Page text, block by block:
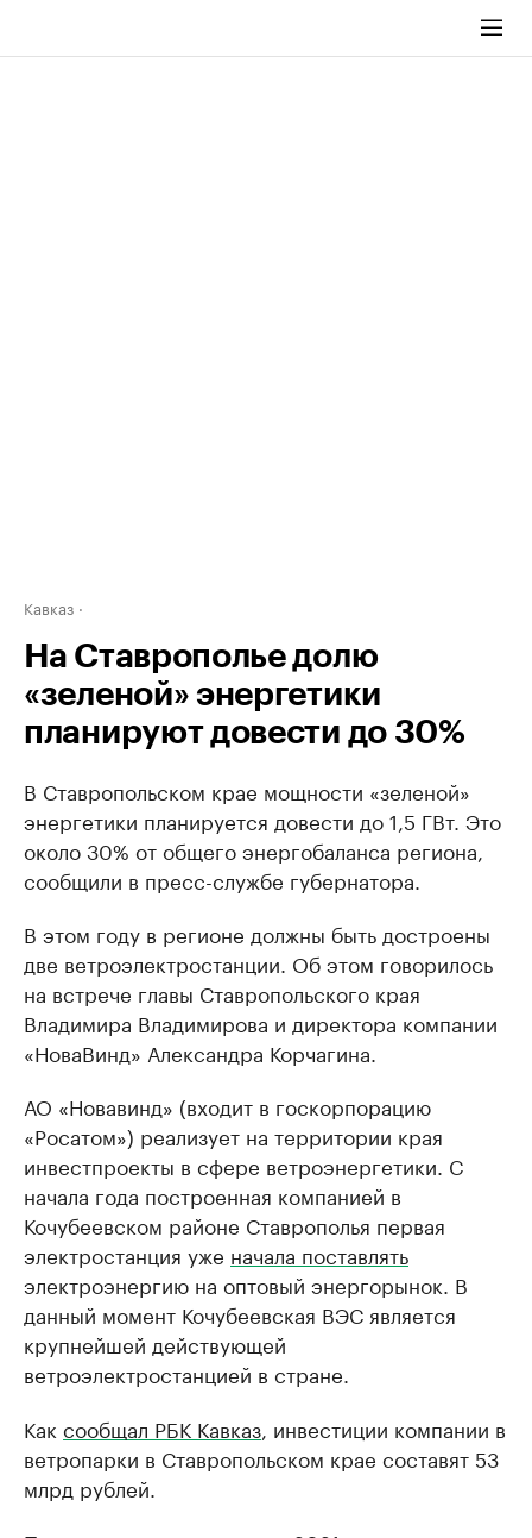
Кавказ
На Ставрополье долю
«зеленой» энергетики
планируют довести до 30%
В Ставропольском крае мощности «зеленой»
энергетики планируется довести до 1,5 ГВт. Это
около 30% от общего энергобаланса региона,
сообщили в пресс-службе губернатора.
В этом году в регионе должны быть достроены
две ветроэлектростанции. Об этом говорилось
на встрече главы Ставропольского края
Владимира Владимирова и директора компании
«НоваВинд» Александра Корчагина.
АО «Новавинд» (входит в госкорпорацию
«Росатом») реализует на территории края
инвестпроекты в сфере ветроэнергетики. С
начала года построенная компанией в
Кочубеевском районе Ставрополья первая
электростанция уже начала поставлять
электроэнергию на оптовый энергорынок. В
данный момент Кочубеевская ВЭС является
крупнейшей действующей
ветроэлектростанцией в стране.
Как сообщал РБК Кавказ , инвестиции компании в
ветропарки в Ставропольском крае составят 53
млрд рублей.